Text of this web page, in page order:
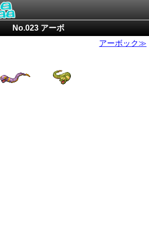
No.023 アーボ
アーボック≫